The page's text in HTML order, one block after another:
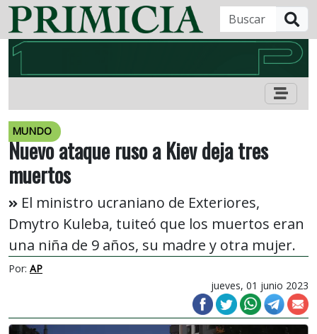
MUNDO
Nuevo ataque ruso a Kiev deja tres
muertos
El ministro ucraniano de Exteriores,
Dmytro Kuleba, tuiteó que los muertos eran
una niña de 9 años, su madre y otra mujer.
Por: AP
jueves, 01 junio 2023